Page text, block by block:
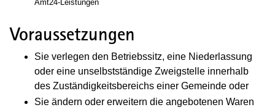
Amt24-Leistungen
Voraussetzungen
Sie verlegen den Betriebssitz, eine Niederlassung
oder eine unselbstständige Zweigstelle innerhalb
des Zuständigkeitsbereichs einer Gemeinde oder
Sie ändern oder erweitern die angebotenen Waren